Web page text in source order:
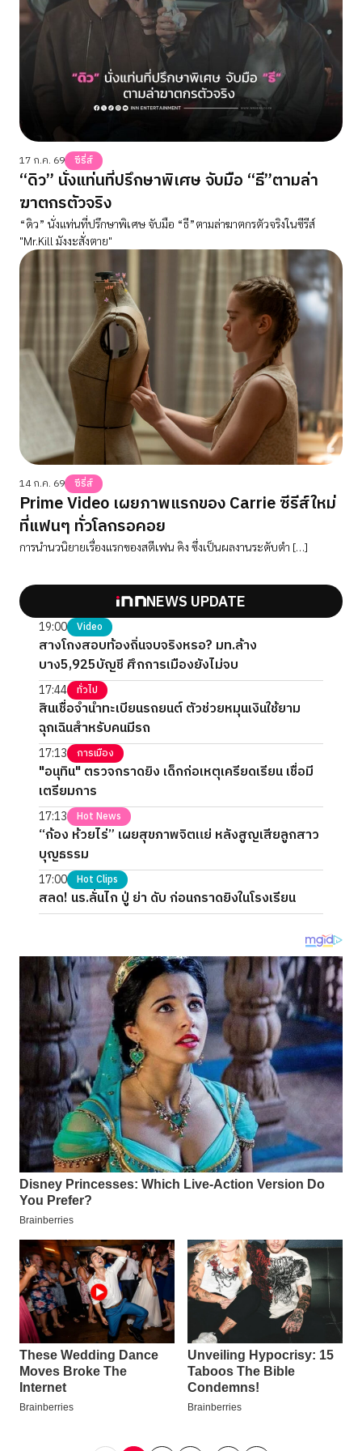
17 ก.ค. 69 ซีรี่ส์
“ดิว” นั่งแท่นที่ปรึกษาพิเศษ จับมือ “ธี”ตามล่า
ฆาตกรตัวจริง
“ดิว” นั่งแท่นที่ปรึกษาพิเศษ จับมือ “ธี”ตามล่าฆาตกรตัวจริงในซีรีส์
"Mr.Kill มังงะสั่งตาย"
14 ก.ค. 69 ซีรี่ส์
Prime Video เผยภาพแรกของ Carrie ซีรีส์ใหม่
ที่แฟนๆ ทั่วโลกรอคอย
การนำนวนิยายเรื่องแรกของสตีเฟน คิง ซึ่งเป็นผลงานระดับตำ […]
NEWS UPDATE
19:00 Video
สางโกงสอบท้องถิ่นจบจริงหรอ? มท.ล้าง
บาง5,925บัญชี ศึกการเมืองยังไม่จบ
17:44 ทั่วไป
สินเชื่อจำนำทะเบียนรถยนต์ ตัวช่วยหมุนเงินใช้ยาม
ฉุกเฉินสำหรับคนมีรถ
17:13 การเมือง
"อนุทิน" ตรวจกราดยิง เด็กก่อเหตุเครียดเรียน เชื่อมี
เตรียมการ
17:13 Hot News
“ก้อง ห้วยไร่” เผยสุขภาพจิตแย่ หลังสูญเสียลูกสาว
บุญธรรม
17:00 Hot Clips
สลด! นร.ลั่นไก ปู่ ย่า ดับ ก่อนกราดยิงในโรงเรียน